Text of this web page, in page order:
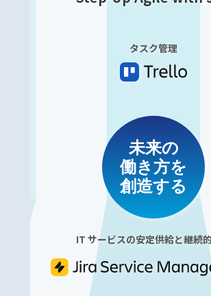
タスク管理
未来の
働き方を
創造する
IT サービスの安定供給と継続